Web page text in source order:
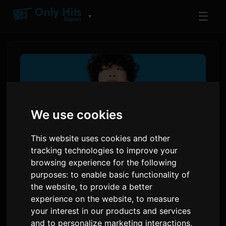
We use cookies
This website uses cookies and other
tracking technologies to improve your
browsing experience for the following
purposes:to enable basic functionality of
the website,to provide a better
experience on the website,to measure
your interest in our products and services
and to personalize marketing interactions,
▼ ☰
تک آهنگ جدید واشررانئه‌یو با عنوان
'ننمو نیی' به عنوان تیتراژ آغازین
انیمه 'یانی نکو' انتخاب شد